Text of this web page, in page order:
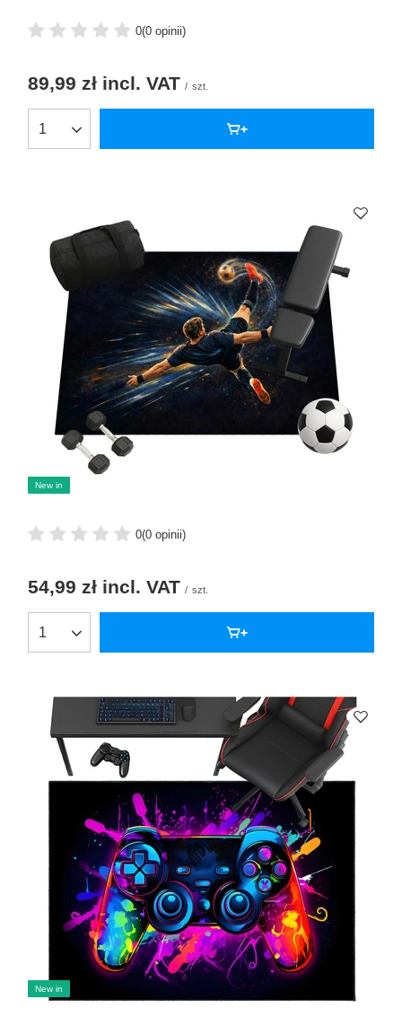
0(0 opinii)
89,99 zł incl. VAT / szt.
New in
0(0 opinii)
54,99 zł incl. VAT / szt.
New in